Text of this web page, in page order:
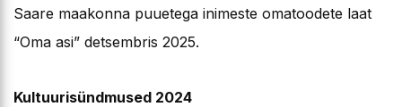
Saare maakonna puuetega inimeste omatoodete laat
“Oma asi” detsembris 2025.
Kultuurisündmused 2024